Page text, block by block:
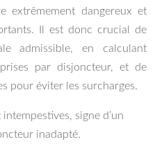
extrêmement dangereux et
Il est donc crucial de
admissible, en calculant
par disjoncteur, et de
pour éviter les surcharges.
signe d’un
inadapté.